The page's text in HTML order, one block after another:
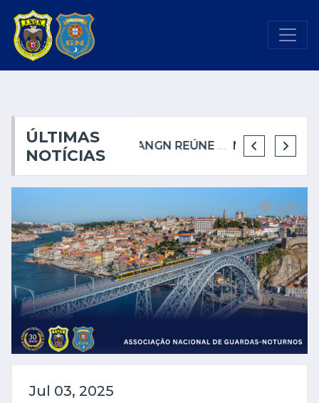
ÚLTIMAS
NOTÍCIAS
ANGN REÚNE PELA PRIMEIRA VEZ COM A CÂMARA MUNICIPAL DE SINTRA
426
Jul 03, 2025